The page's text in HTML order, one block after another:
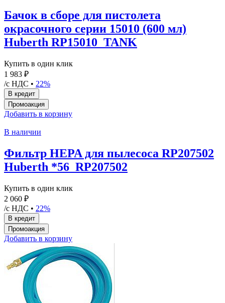
Бачок в сборе для пистолета
окрасочного серии 15010 (600 мл)
Huberth RP15010_TANK
Купить в один клик
1 983 ₽
/с НДС • 22%
Добавить в корзину
В наличии
Фильтр HEPA для пылесоса RP207502
Huberth *56_RP207502
Купить в один клик
2 060 ₽
/с НДС • 22%
Добавить в корзину